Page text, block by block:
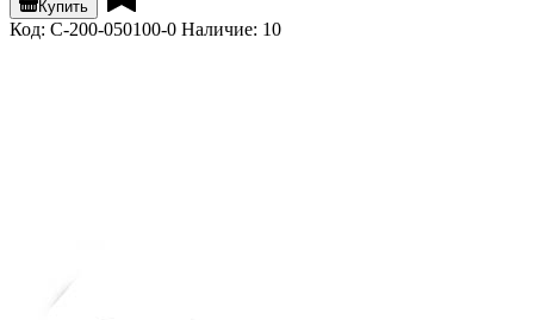
Купить
Код: C-200-050100-0 Наличие: 10